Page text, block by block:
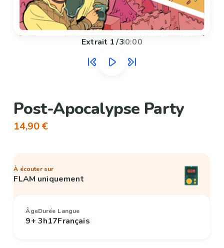
Extrait 1/30:00
Post-Apocalypse Party
14,90 €
À écouter sur
FLAM uniquement
Âge
9+
Durée
3h17
Langue
Français